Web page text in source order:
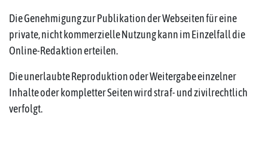
Die Genehmigung zur Publikation der Webseiten für eine
private, nicht kommerzielle Nutzung kann im Einzelfall die
Online-Redaktion erteilen.
Die unerlaubte Reproduktion oder Weitergabe einzelner
Inhalte oder kompletter Seiten wird straf- und zivilrechtlich
verfolgt.